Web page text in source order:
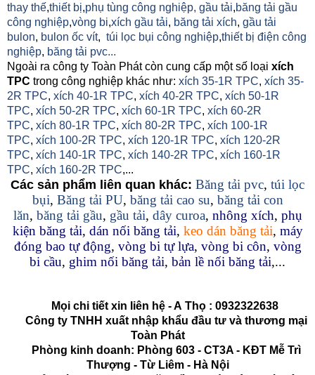
thay thế,thiết bị,phụ tùng công nghiệp, gầu tải,băng tải gầu
công nghiệp,vòng bi,xích gầu tải, băng tải xích, gầu tải
bulon, bulon ốc vít, túi lọc bụi công nghiệp,thiết bị điện công
nghiệp, băng tải pvc...
Ngoài ra công ty Toàn Phát còn cung cấp một số loại xích
TPC trong công nghiệp khác như: xích 35-1R TPC, xích 35-
2R TPC, xích 40-1R TPC, xích 40-2R TPC, xích 50-1R
TPC, xích 50-2R TPC, xích 60-1R TPC, xích 60-2R
TPC, xích 80-1R TPC, xích 80-2R TPC, xích 100-1R
TPC, xích 100-2R TPC, xích 120-1R TPC, xích 120-2R
TPC, xích 140-1R TPC, xích 140-2R TPC, xích 160-1R
TPC, xích 160-2R TPC,...
Các sản phẩm liên quan khác: Băng tải pvc, túi lọc
bụi, Băng tải PU, băng tải cao su, băng tải con
lăn, băng tải gầu, gầu tải, dây curoa, nhông xích, phụ
kiện băng tải, dán nối băng tải, keo dán băng tải, máy
đóng bao tự động, vòng bi tự lựa, vòng bi côn, vòng
bi cầu, ghim nối băng tải, bản lề nối băng tải,...
Mọi chi tiết xin liên hệ - A Thọ : 0932322638
Công ty TNHH xuất nhập khẩu đầu tư và thương mại
Toàn Phát
Phòng kinh doanh: Phòng 603 - CT3A - KĐT Mễ Trì
Thượng - Từ Liêm - Hà Nội